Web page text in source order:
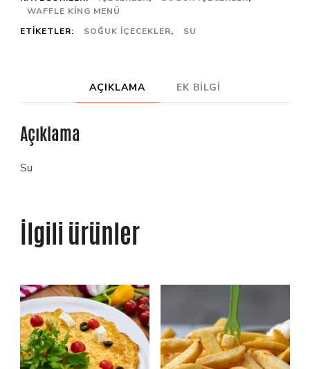
WAFFLE KING MENÜ
ETIKETLER:
SOĞUK IÇECEKLER, SU
AÇIKLAMA EK BILGI
Açıklama
Su
İlgili ürünler